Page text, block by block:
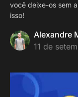
você deixe-os sem
isso!
Alexandre
11 de